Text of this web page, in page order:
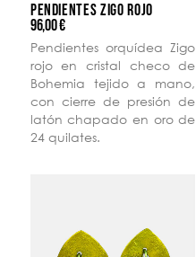
PENDIENTES ZIGO ROJO
96,00 €
Pendientes orquídea Zigo
rojo en cristal checo de
Bohemia tejido a mano,
con cierre de presión de
latón chapado en oro de
24 quilates.